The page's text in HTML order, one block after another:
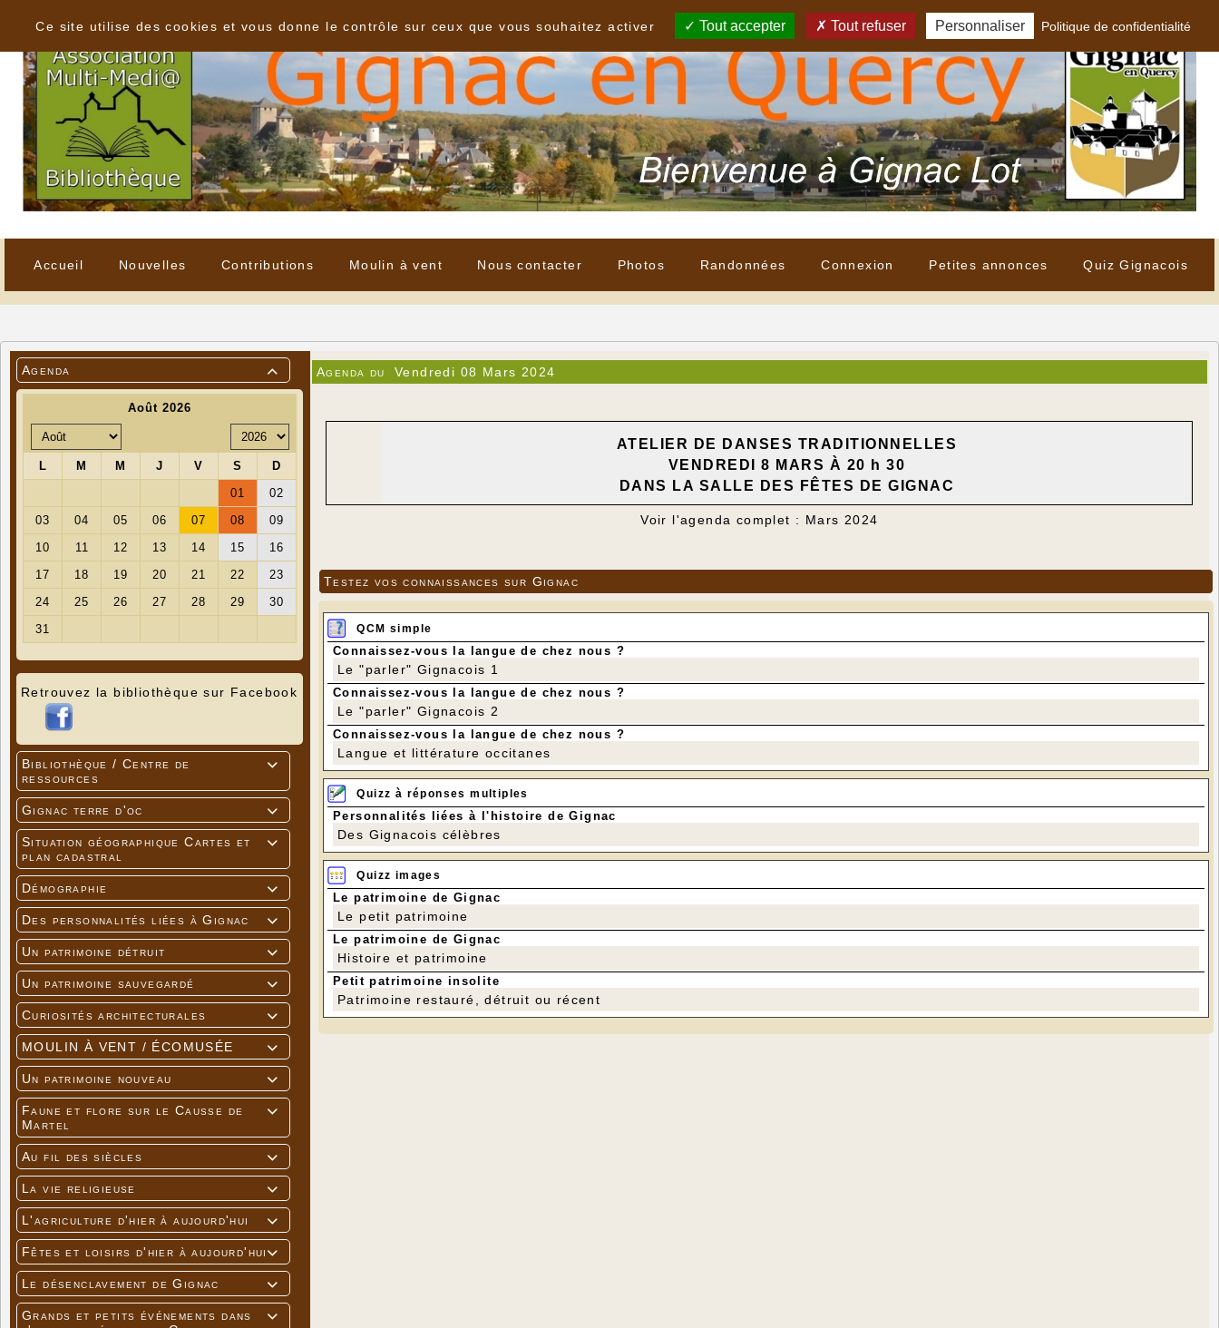
Accueil Nouvelles Contributions Moulin à vent Nous contacter Photos Randonnées Connexion Petites annonces Quiz Gignacois

Agenda
Retrouvez la bibliothèque sur Facebook

Bibliothèque / Centre de
ressources

Gignac terre d'oc

Situation géographique Cartes et
plan cadastral

Démographie

Des personnalités liées à Gignac

Un patrimoine détruit

Un patrimoine sauvegardé

Curiosités architecturales

MOULIN À VENT / ÉCOMUSÉE

Un patrimoine nouveau

Faune et flore sur le Causse de
Martel

Au fil des siècles

La vie religieuse

L'agriculture d'hier à aujourd'hui

Fêtes et loisirs d'hier à aujourd'hui

Le désenclavement de Gignac

Grands et petits événements dans
Agenda du Vendredi 08 Mars 2024
ATELIER DE DANSES TRADITIONNELLES
VENDREDI 8 MARS À 20 h 30
DANS LA SALLE DES FÊTES DE GIGNAC
Voir l'agenda complet : Mars 2024
Testez vos connaissances sur Gignac
QCM simple
Connaissez-vous la langue de chez nous ?
Le "parler" Gignacois 1
Connaissez-vous la langue de chez nous ?
Le "parler" Gignacois 2
Connaissez-vous la langue de chez nous ?
Langue et littérature occitanes
Quizz à réponses multiples
Personnalités liées à l'histoire de Gignac
Des Gignacois célèbres
Quizz images
Le patrimoine de Gignac
Le petit patrimoine
Le patrimoine de Gignac
Histoire et patrimoine
Petit patrimoine insolite
Patrimoine restauré, détruit ou récent
Ce site utilise des cookies et vous donne le contrôle sur ceux que vous souhaitez activer
Tout accepter Tout refuser Personnaliser Politique de confidentialité